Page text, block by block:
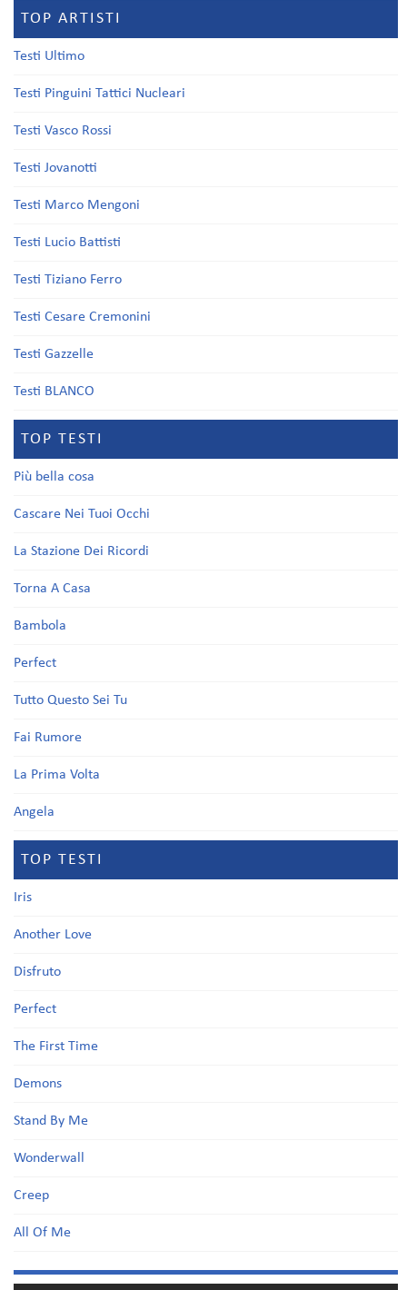
TOP ARTISTI
Testi Ultimo
Testi Pinguini Tattici Nucleari
Testi Vasco Rossi
Testi Jovanotti
Testi Marco Mengoni
Testi Lucio Battisti
Testi Tiziano Ferro
Testi Cesare Cremonini
Testi Gazzelle
Testi BLANCO
TOP TESTI
Più bella cosa
Cascare Nei Tuoi Occhi
La Stazione Dei Ricordi
Torna A Casa
Bambola
Perfect
Tutto Questo Sei Tu
Fai Rumore
La Prima Volta
Angela
TOP TESTI
Iris
Another Love
Disfruto
Perfect
The First Time
Demons
Stand By Me
Wonderwall
Creep
All Of Me